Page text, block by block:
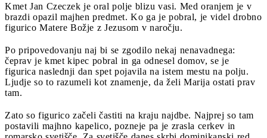
Kmet Jan Czeczek je oral polje blizu vasi. Med oranjem je v
brazdi opazil majhen predmet. Ko ga je pobral, je videl drobno
figurico Matere Božje z Jezusom v naročju.
Po pripovedovanju naj bi se zgodilo nekaj nenavadnega:
čeprav je kmet kipec pobral in ga odnesel domov, se je
figurica naslednji dan spet pojavila na istem mestu na polju.
Ljudje so to razumeli kot znamenje, da želi Marija ostati prav
tam.
Zato so figurico začeli častiti na kraju najdbe. Najprej so tam
postavili majhno kapelico, pozneje pa je zrasla cerkev in